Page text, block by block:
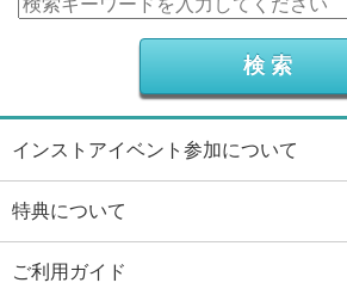
インストアイベント参加について
特典について
ご利用ガイド